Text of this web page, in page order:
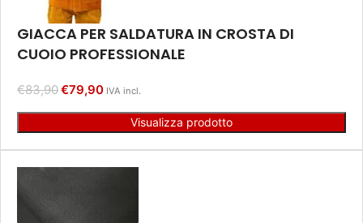
GIACCA PER SALDATURA IN CROSTA DI
CUOIO PROFESSIONALE
€83,90€79,90 IVA incl.
Visualizza prodotto